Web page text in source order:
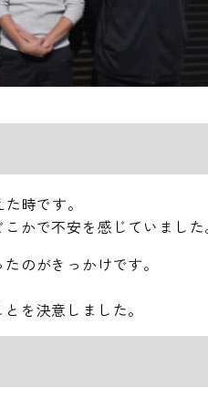
時です。
かで不安を感じていまし
のがきっかけです。
を決意しました。